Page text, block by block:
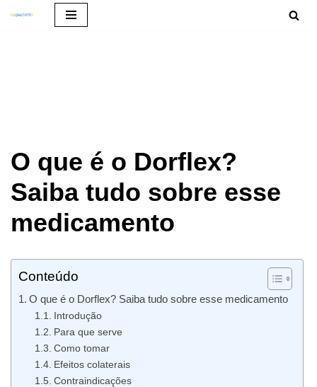
O que é o Dorflex?
Saiba tudo sobre esse
medicamento
Conteúdo
O que é o Dorflex? Saiba tudo sobre esse medicamento
Introdução
Para que serve
Como tomar
Efeitos colaterais
Contraindicações